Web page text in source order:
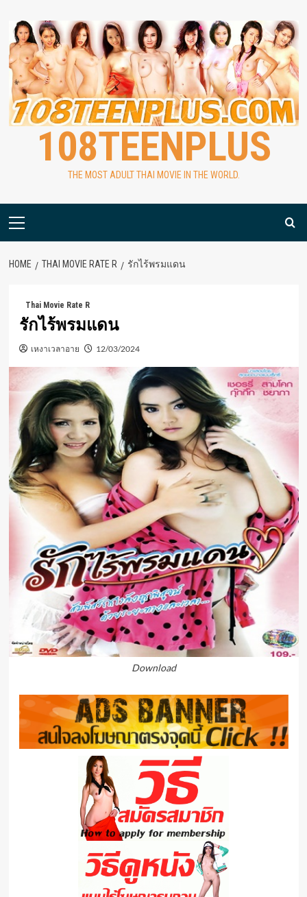
content
108TEENPLUS
THE MOST ADULT THAI MOVIE IN THE WORLD.
Primary
HOME THAI MOVIE RATE R รักไร้พรมแดน
Thai Movie Rate R
รักไร้พรมแดน
เหงาเวลาอาย 12/03/2024
Download